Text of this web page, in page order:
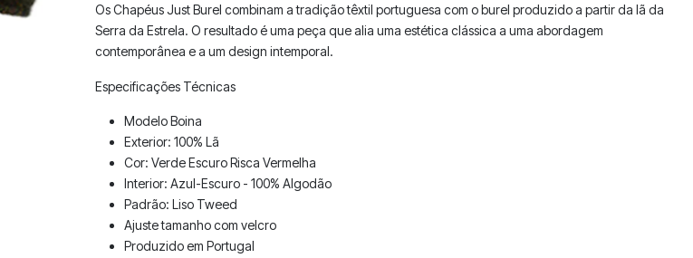
Os Chapéus Just Burel combinam a tradição têxtil portuguesa com o burel produzido a partir da lã da
Serra da Estrela. O resultado é uma peça que alia uma estética clássica a uma abordagem
contemporânea e a um design intemporal.
Especificações Técnicas
Modelo Boina
Exterior: 100% Lã
Cor: Verde Escuro Risca Vermelha
Interior: Azul-Escuro - 100% Algodão
Padrão: Liso Tweed
Ajuste tamanho com velcro
Produzido em Portugal